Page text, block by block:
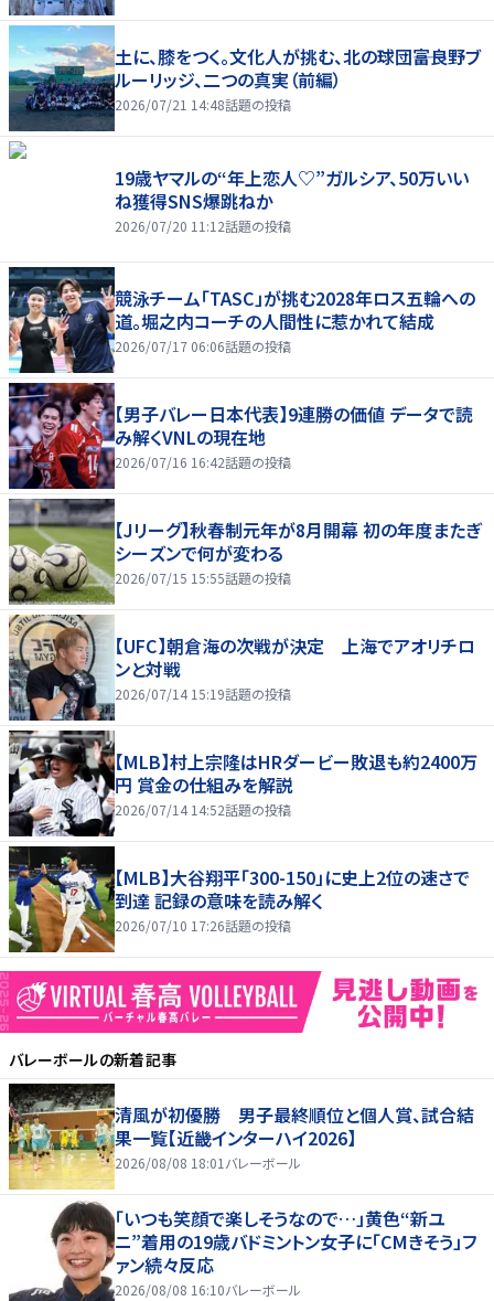
土に、膝をつく。文化人が挑む、北の球団――富良野ブ
ルーリッジ、二つの真実（前編）
2026/07/21 14:48話題の投稿
19歳ヤマルの“年上恋人♡”ガルシア、50万いい
ね獲得SNS爆跳ねか
2026/07/20 11:12話題の投稿
競泳チーム「TASC」が挑む2028年ロス五輪への
道。堀之内コーチの人間性に惹かれて結成
2026/07/17 06:06話題の投稿
【男子バレー日本代表】9連勝の価値 データで読
み解くVNLの現在地
2026/07/16 16:42話題の投稿
【Jリーグ】秋春制元年が8月開幕 初の年度またぎ
シーズンで何が変わる
2026/07/15 15:55話題の投稿
【UFC】朝倉海の次戦が決定 上海でアオリチロ
ンと対戦
2026/07/14 15:19話題の投稿
【MLB】村上宗隆はHRダービー敗退も約2400万
円 賞金の仕組みを解説
2026/07/14 14:52話題の投稿
【MLB】大谷翔平「300-150」に史上2位の速さで
到達 記録の意味を読み解く
2026/07/10 17:26話題の投稿
バレーボールの新着記事
清風が初優勝 男子最終順位と個人賞、試合結
果一覧【近畿インターハイ2026】
2026/08/08 18:01 バレーボール
「いつも笑顔で楽しそうなので…」黄色“新ユ
ニ”着用の19歳バドミントン女子に「CMきそう」フ
ァン続々反応
2026/08/08 16:10バレーボール